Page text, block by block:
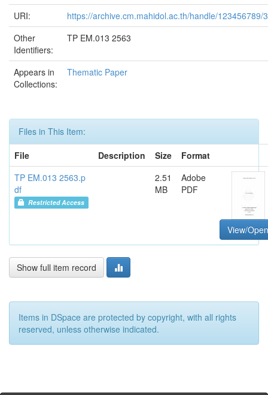
URI:
https://archive.cm.mahidol.ac.th/handle/123456789/
Other
Identifiers:
TP EM.013 2563
Appears in
Collections:
Thematic Paper
Files in This Item:
File
Description Size
Format
TP EM.013 2563.p
df
Restricted Access
2.51
MB
Adobe
PDF
View/Open
Show full item record
Items in DSpace are protected by copyright, with all rights
reserved, unless otherwise indicated.